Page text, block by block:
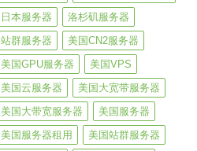
日本服务器
洛杉矶服务器
站群服务器
美国CN2服务器
美国GPU服务器
美国VPS
美国云服务器
美国大宽带服务器
美国大带宽服务器
美国服务器
美国服务器租用
美国站群服务器